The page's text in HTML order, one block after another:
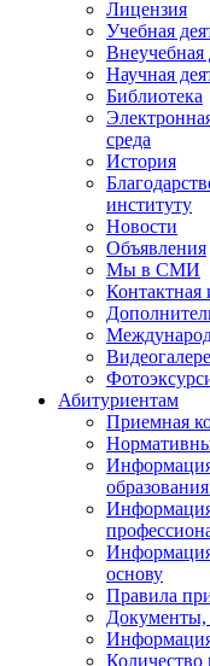
Лицензия
Учебная
Внеучебная
Научная
Библиотека
среда
История
институту
Новости
Объявления
Мы в СМИ
Абитуриентам
Приемная
основу
Правила
Документы,
Количество